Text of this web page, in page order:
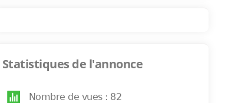
Statistiques de l'annonce
Nombre de vues : 82